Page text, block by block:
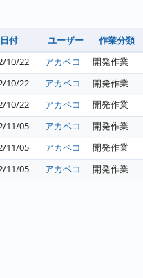
日付 ユーザー 作業分類
10/22 アカベコ 開発作業
10/22 アカベコ 開発作業
10/22 アカベコ 開発作業
11/05 アカベコ 開発作業
11/05 アカベコ 開発作業
11/05 アカベコ 開発作業